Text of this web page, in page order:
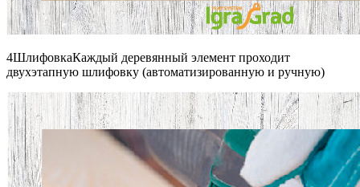
4ШлифовкаКаждый деревянный элемент проходит
двухэтапную шлифовку (автоматизированную и ручную)